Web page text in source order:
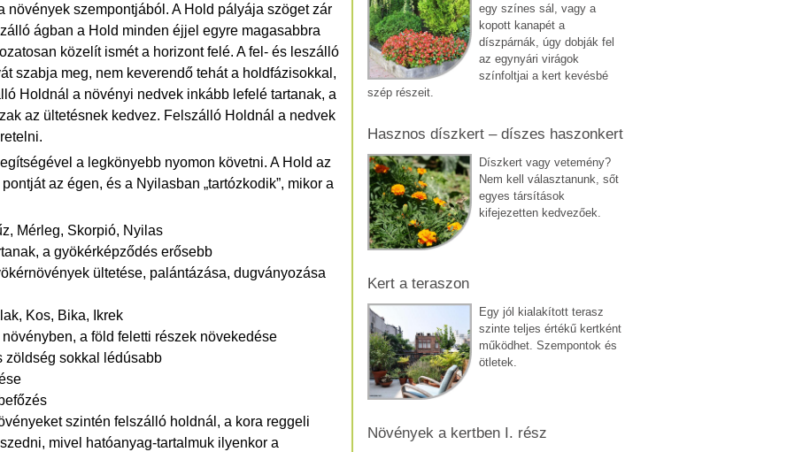
egy színes sál, vagy a
kopott kanapét a
díszpárnák, úgy dobják fel
az egynyári virágok
színfoltjai a kert kevésbé
szép részeit.
Hasznos díszkert – díszes haszonkert
Díszkert vagy vetemény?
Nem kell választanunk, sőt
egyes társítások
kifejezetten kedvezőek.
Kert a teraszon
Egy jól kialakított terasz
szinte teljes értékű kertként
működhet. Szempontok és
ötletek.
Növények a kertben I. rész
növények szempontjából. A Hold pályája szöget zár
ágban a Hold minden éjjel egyre magasabbra
közelít ismét a horizont felé. A fel- és leszálló
szabja meg, nem keverendő tehát a holdfázisokkal,
Holdnál a növényi nedvek inkább lefelé tartanak, a
az ültetésnek kedvez. Felszálló Holdnál a nedvek
a legkönyebb nyomon követni. A Hold az
az égen, és a Nyilasban „tartózkodik”, mikor a
Mérleg, Skorpió, Nyilas
a gyökérképződés erősebb
ültetése, palántázása, dugványozása
Kos, Bika, Ikrek
a föld feletti részek növekedése
zöldség sokkal lédúsabb
szintén felszálló holdnál, a kora reggeli
mivel hatóanyag-tartalmuk ilyenkor a